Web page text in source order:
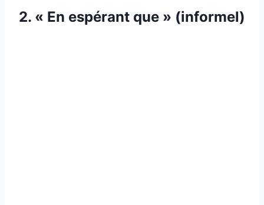
2. « En espérant que » (informel)